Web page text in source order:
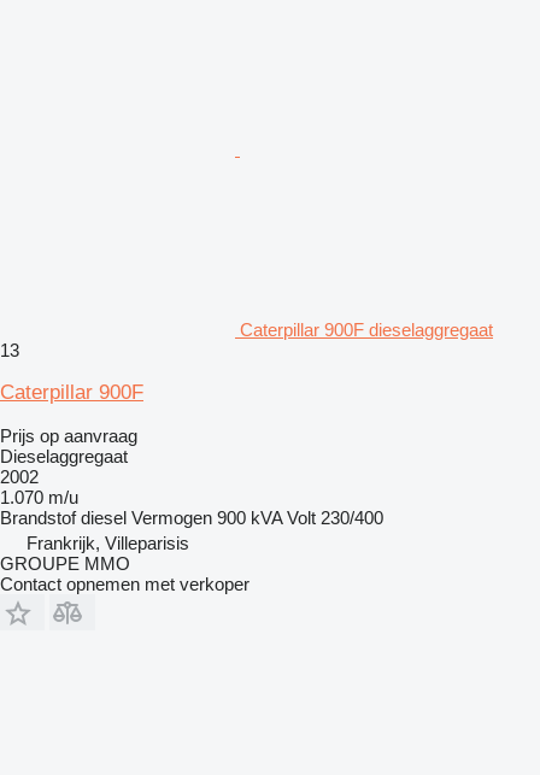
Caterpillar 900F dieselaggregaat
13
Caterpillar 900F
Prijs op aanvraag
Dieselaggregaat
2002
1.070 m/u
Brandstof diesel Vermogen 900 kVA Volt 230/400
Frankrijk, Villeparisis
GROUPE MMO
Contact opnemen met verkoper